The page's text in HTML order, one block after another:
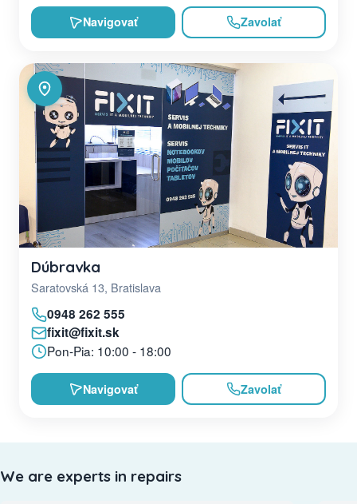
Navigovať Zavolať
Dúbravka
Saratovská 13, Bratislava
0948 262 555
fixit@fixit.sk
Pon-Pia: 10:00 - 18:00
Navigovať Zavolať
We are experts in repairs